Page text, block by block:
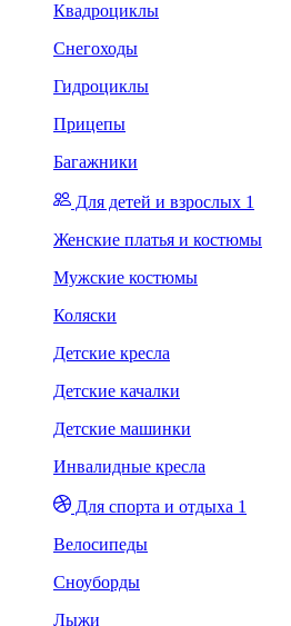
Квадроциклы
Снегоходы
Гидроциклы
Прицепы
Багажники
Для детей и взрослых 1
Женские платья и костюмы
Мужские костюмы
Коляски
Детские кресла
Детские качалки
Детские машинки
Инвалидные кресла
Для спорта и отдыха 1
Велосипеды
Сноуборды
Лыжи